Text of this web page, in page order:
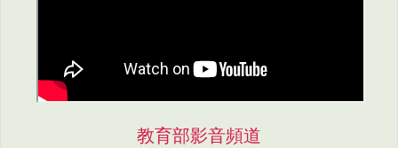
教育部影音頻道